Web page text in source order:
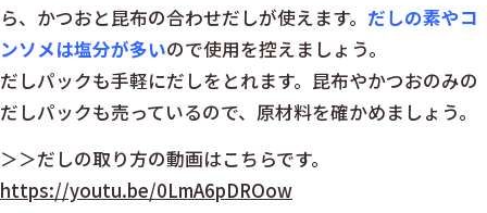
ら、かつおと昆布の合わせだしが使えます。 だしの素やコ
ンソメは塩分が多いので使用を控えましょう。
だしパックも手軽にだしをとれます。昆布やかつおのみの
だしパックも売っているので、原材料を確かめましょう。
＞＞だしの取り方の動画はこちらです。
https://youtu.be/0LmA6pDROow